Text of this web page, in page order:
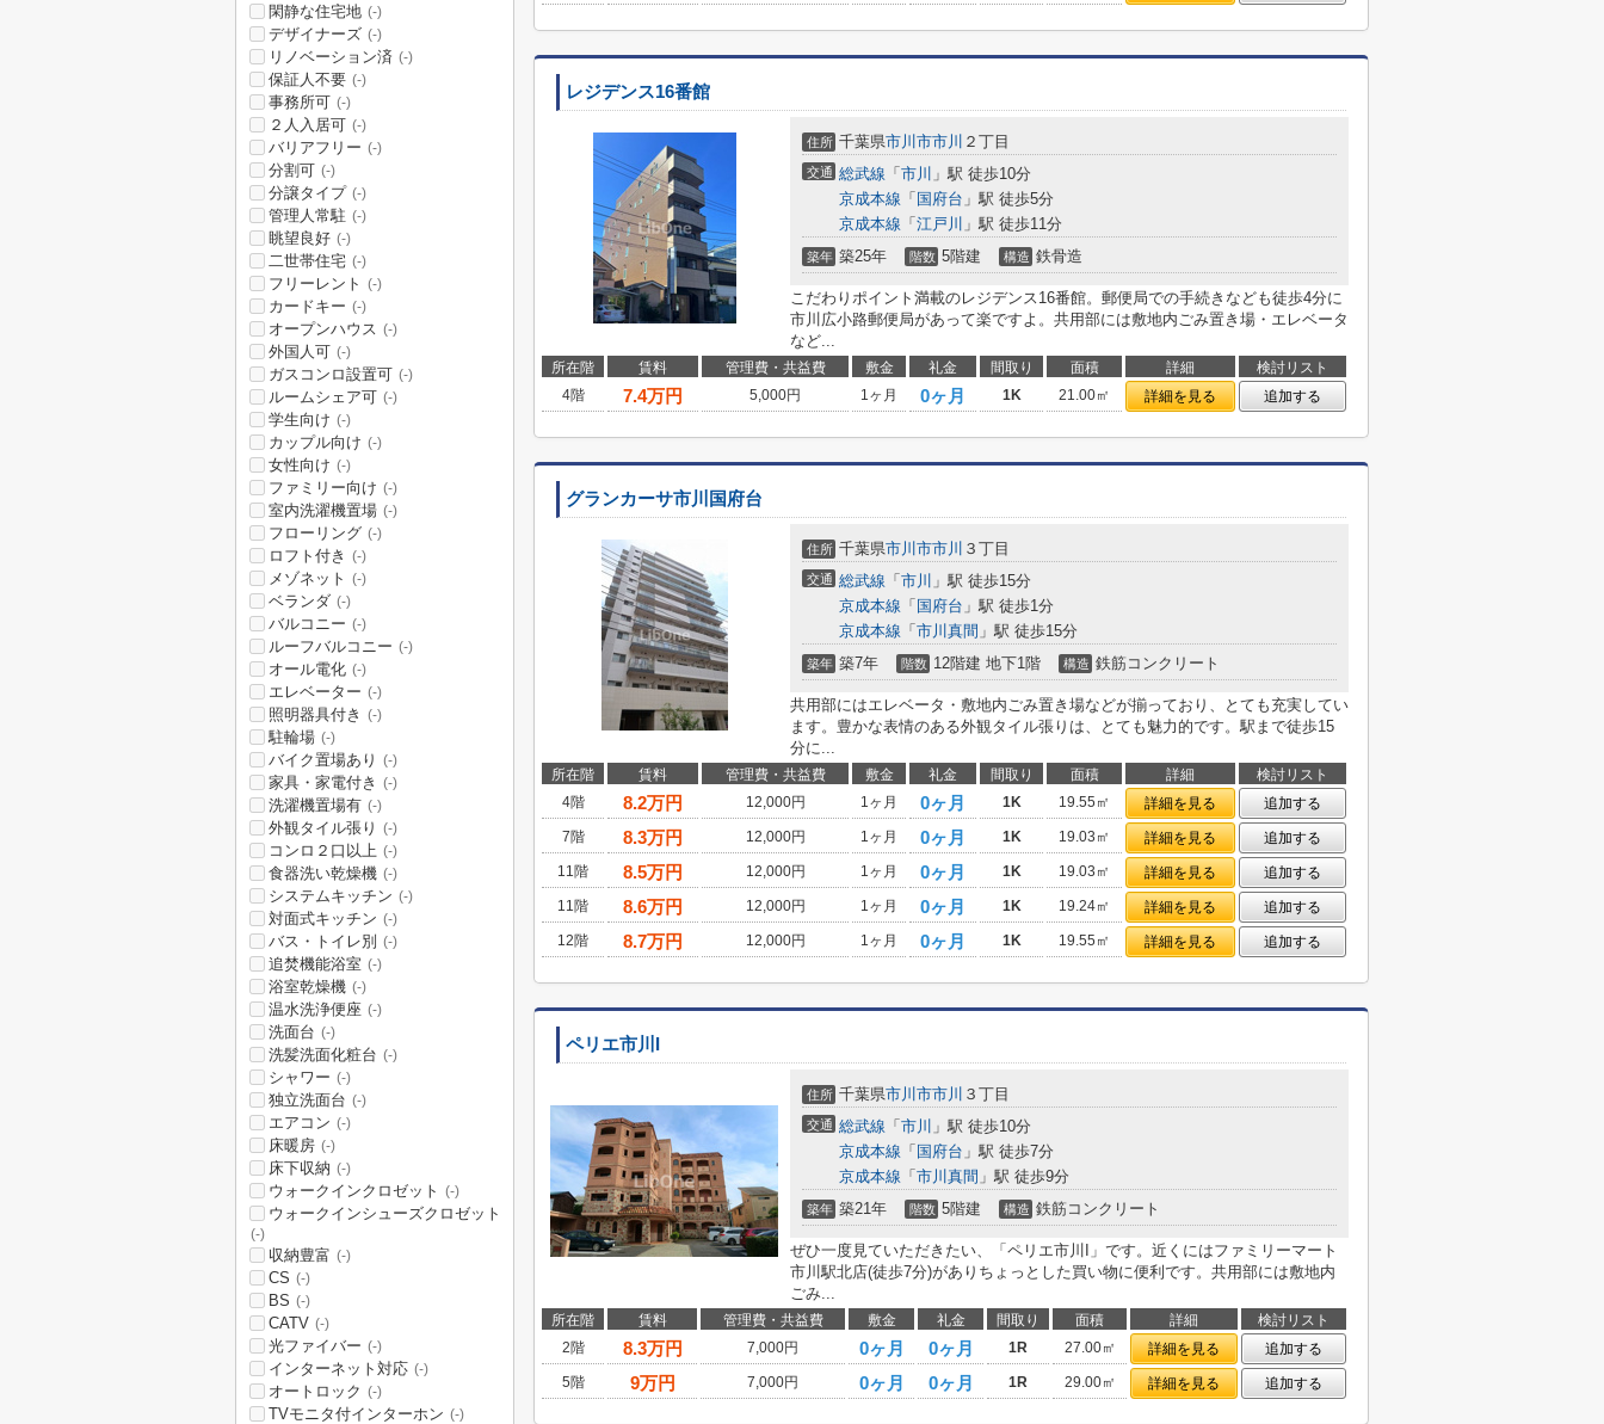
レジデンス16番館
住所 千葉県市川市市川 ２丁目
交通 総武線 「 市川 」駅 徒歩10分
京成本線 「 国府台 」駅 徒歩5分
京成本線 「 江戸川 」駅 徒歩11分
築年 築25年 階数 5階建 構造 鉄骨造
こだわりポイント満載のレジデンス16番館。郵便局での手続きなども徒歩4分に
市川広小路郵便局があって楽ですよ。共用部には敷地内ごみ置き場・エレベータ
など...
所在階 賃料 管理費・共益費 敷金 礼金 間取り 面積 詳細
検討リスト
4階
7.4万円 5,000円 1ヶ月 0ヶ月 1K 21.00㎡ 詳細を見る 追加する
グランカーサ市川国府台
住所 千葉県市川市市川 ３丁目
交通 総武線 「 市川 」駅 徒歩15分
京成本線 「 国府台 」駅 徒歩1分
京成本線 「 市川真間 」駅 徒歩15分
築年 築7年 階数 12階建 地下1階 構造 鉄筋コンクリート
共用部にはエレベータ・敷地内ごみ置き場などが揃っており、とても充実してい
ます。豊かな表情のある外観タイル張りは、とても魅力的です。駅まで徒歩15
分に...
所在階 賃料 管理費・共益費 敷金 礼金 間取り 面積 詳細
検討リスト
4階
8.2万円 12,000円 1ヶ月 0ヶ月 1K 19.55㎡ 詳細を見る
追加する
7階
8.3万円 12,000円 1ヶ月 0ヶ月 1K 19.03㎡ 詳細を見る
追加する
11階
8.5万円 12,000円 1ヶ月 0ヶ月 1K 19.03㎡ 詳細を見る
追加する
11階
8.6万円 12,000円 1ヶ月 0ヶ月 1K 19.24㎡ 詳細を見る
追加する
12階
8.7万円 12,000円 1ヶ月 0ヶ月 1K 19.55㎡ 詳細を見る 追加する
ペリエ市川I
住所 千葉県市川市市川 ３丁目
交通 総武線 「 市川 」駅 徒歩10分
京成本線 「 国府台 」駅 徒歩7分
京成本線 「 市川真間 」駅 徒歩9分
築年 築21年 階数 5階建 構造 鉄筋コンクリート
ぜひ一度見ていただきたい、「ペリエ市川I」です。近くにはファミリーマート
市川駅北店(徒歩7分)がありちょっとした買い物に便利です。共用部には敷地内
ごみ...
所在階 賃料 管理費・共益費 敷金 礼金 間取り 面積 詳細
検討リスト
2階
8.3万円 7,000円 0ヶ月 0ヶ月 1R 27.00㎡ 詳細を見る
追加する
5階
9万円 7,000円 0ヶ月 0ヶ月 1R 29.00㎡ 詳細を見る 追加する
閑静な住宅地 (-)
デザイナーズ (-)
リノベーション済 (-)
保証人不要 (-)
事務所可 (-)
２人入居可 (-)
バリアフリー (-)
分割可 (-)
分譲タイプ (-)
管理人常駐 (-)
眺望良好 (-)
二世帯住宅 (-)
フリーレント (-)
カードキー (-)
オープンハウス (-)
外国人可 (-)
ガスコンロ設置可 (-)
ルームシェア可 (-)
学生向け (-)
カップル向け (-)
女性向け (-)
ファミリー向け (-)
室内洗濯機置場 (-)
フローリング (-)
ロフト付き (-)
メゾネット (-)
ベランダ (-)
バルコニー (-)
ルーフバルコニー (-)
オール電化 (-)
エレベーター (-)
照明器具付き (-)
駐輪場 (-)
バイク置場あり (-)
家具・家電付き (-)
洗濯機置場有 (-)
外観タイル張り (-)
コンロ２口以上 (-)
食器洗い乾燥機 (-)
システムキッチン (-)
対面式キッチン (-)
バス・トイレ別 (-)
追焚機能浴室 (-)
浴室乾燥機 (-)
温水洗浄便座 (-)
洗面台 (-)
洗髪洗面化粧台 (-)
シャワー (-)
独立洗面台 (-)
エアコン (-)
床暖房 (-)
床下収納 (-)
ウォークインクロゼット (-)
ウォークインシューズクロゼット
(-)
収納豊富 (-)
CS (-)
BS (-)
CATV (-)
光ファイバー (-)
インターネット対応 (-)
オートロック (-)
TVモニタ付インターホン (-)